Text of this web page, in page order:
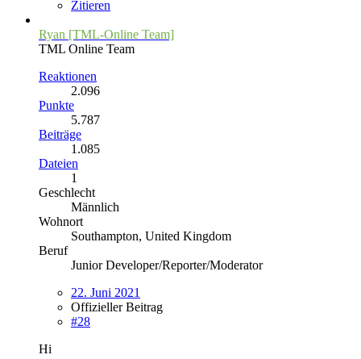
Zitieren
Ryan [TML-Online Team]
TML Online Team
Reaktionen
2.096
Punkte
5.787
Beiträge
1.085
Dateien
1
Geschlecht
Männlich
Wohnort
Southampton, United Kingdom
Beruf
Junior Developer/Reporter/Moderator
22. Juni 2021
Offizieller Beitrag
#28
Hi